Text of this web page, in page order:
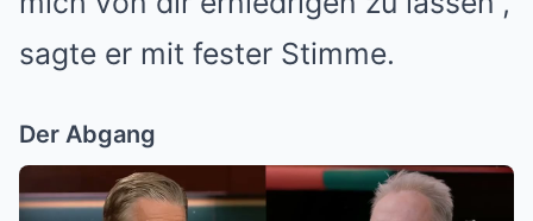
sagte er mit fester Stimme.
Der Abgang